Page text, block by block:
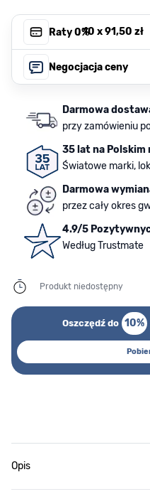
Raty 0%, 10 x91,50 zł
Negocjacja ceny
Darmowa
przy zamówieniu
35 lat na Polskim
Światowe marki,
Darmowa
przez cały okres
4.9/5
Według Trustmate
Produkt niedostępny
Oszczędź do 10%
Opis